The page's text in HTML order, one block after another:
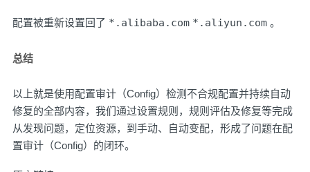
配置被重新设置回了 *.alibaba.com *.aliyun.com 。
总结
以上就是使用配置审计（Config） 检测不合规配置并持续自动
修复的全部内容，我们通过设置规则，规则评估及修复等完成
从发现问题，定位资源，到手动、自动变配，形成了问题在配
置审计（Config） 的闭环。